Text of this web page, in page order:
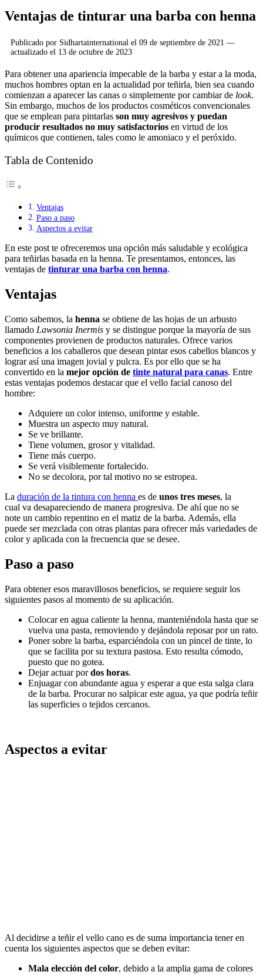
Ventajas de tinturar una barba con henna
Publicado por Sidhartainternational el 09 de septiembre de 2021 —
actualizado el 13 de octubre de 2023
Para obtener una apariencia impecable de la barba y estar a la moda,
muchos hombres optan en la actualidad por teñirla, bien sea cuando
comienzan a aparecer las canas o simplemente por cambiar de look.
Sin embargo, muchos de los productos cosméticos convencionales
que se emplean para pintarlas son muy agresivos y puedan
producir resultados no muy satisfactorios en virtud de los
químicos que contienen, tales como le amoniaco y el peróxido.
Tabla de Contenido
Ventajas
Paso a paso
Aspectos a evitar
En este post te ofreceremos una opción más saludable y ecológica
para teñirlas basada en la henna. Te presentamos, entonces, las
ventajas de tinturar una barba con henna.
Ventajas
Como sabemos, la henna se obtiene de las hojas de un arbusto
llamado Lawsonia Inermis y se distingue porque la mayoría de sus
componentes provienen de productos naturales. Ofrece varios
beneficios a los caballeros que desean pintar esos cabellos blancos y
lograr así una imagen jovial y pulcra. Es por ello que se ha
convertido en la mejor opción de tinte natural para canas. Entre
estas ventajas podemos destacar que el vello facial canoso del
hombre:
Adquiere un color intenso, uniforme y estable.
Muestra un aspecto muy natural.
Se ve brillante.
Tiene volumen, grosor y vitalidad.
Tiene más cuerpo.
Se verá visiblemente fortalecido.
No se decolora, por tal motivo no se estropea.
La duración de la tintura con henna es de unos tres meses, la
cual va desapareciendo de manera progresiva. De ahí que no se
note un cambio repentino en el matiz de la barba. Además, ella
puede ser mezclada con otras plantas para ofrecer más variedades de
color y aplicada con la frecuencia que se desee.
Paso a paso
Para obtener esos maravillosos beneficios, se requiere seguir los
siguientes pasos al momento de su aplicación.
Colocar en agua caliente la henna, manteniéndola hasta que se
vuelva una pasta, removiendo y dejándola reposar por un rato.
Poner sobre la barba, esparciéndola con un pincel de tinte, lo
que se facilita por su textura pastosa. Esto resulta cómodo,
puesto que no gotea.
Dejar actuar pordos horas.
Enjuagar con abundante agua y esperar a que esta salga clara
de la barba. Procurar no salpicar este agua, ya que podría teñir
las superficies o tejidos cercanos.
Aspectos a evitar
Al decidirse a teñir el vello cano es de suma importancia tener en
cuenta los siguientes aspectos que se deben evitar:
Mala elección del color, debido a la amplia gama de colores